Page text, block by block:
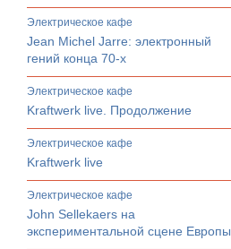
электрическое кафе
Jean Michel Jarre: электронный
гений конца 70-х
электрическое кафе
Kraftwerk live. Продолжение
электрическое кафе
Kraftwerk live
электрическое кафе
John Sellekaers на
экспериментальной сцене Европы